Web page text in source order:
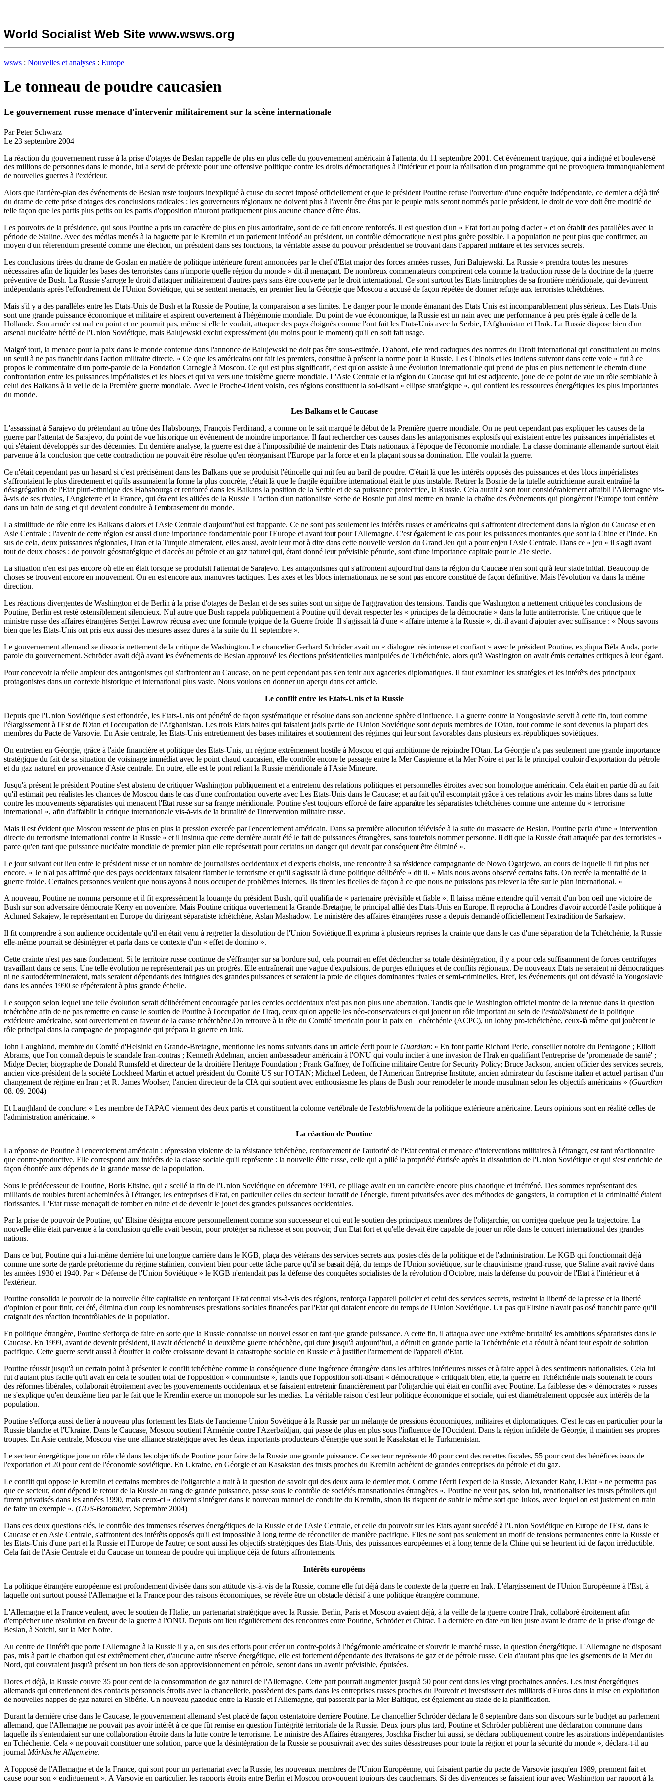
World Socialist Web Site www.wsws.org
wsws : Nouvelles et analyses : Europe
Le tonneau de poudre caucasien
Le gouvernement russe menace d'intervenir militairement sur la scène internationale
Par Peter Schwarz
Le 23 septembre 2004
La réaction du gouvernement russe à la prise d'otages de Beslan rappelle de plus en plus celle du gouvernement américain à l'attentat du 11 septembre 2001. Cet événement tragique, qui a indigné et bouleversé
des millions de personnes dans le monde, lui a servi de prétexte pour une offensive politique contre les droits démocratiques à l'intérieur et pour la réalisation d'un programme qui ne provoquera immanquablement
de nouvelles guerres à l'extérieur.
Alors que l'arrière-plan des événements de Beslan reste toujours inexpliqué à cause du secret imposé officiellement et que le président Poutine refuse l'ouverture d'une enquête indépendante, ce dernier a déjà tiré
du drame de cette prise d'otages des conclusions radicales : les gouverneurs régionaux ne doivent plus à l'avenir être élus par le peuple mais seront nommés par le président, le droit de vote doit être modifié de
telle façon que les partis plus petits ou les partis d'opposition n'auront pratiquement plus aucune chance d'être élus.
Les pouvoirs de la présidence, qui sous Poutine a pris un caractère de plus en plus autoritaire, sont de ce fait encore renforcés. Il est question d'un « Etat fort au poing d'acier » et on établit des parallèles avec la
période de Staline. Avec des médias menés à la baguette par le Kremlin et un parlement inféodé au président, un contrôle démocratique n'est plus guère possible. La population ne peut plus que confirmer, au
moyen d'un réferendum presenté comme une élection, un président dans ses fonctions, la véritable assise du pouvoir présidentiel se trouvant dans l'appareil militaire et les services secrets.
Les conclusions tirées du drame de Goslan en matière de politique intérieure furent annoncées par le chef d'Etat major des forces armées russes, Juri Balujewski. La Russie « prendra toutes les mesures
nécessaires afin de liquider les bases des terroristes dans n'importe quelle région du monde » dit-il menaçant. De nombreux commentateurs comprirent cela comme la traduction russe de la doctrine de la guerre
préventive de Bush. La Russie s'arroge le droit d'attaquer militairement d'autres pays sans être couverte par le droit international. Ce sont surtout les Etats limitrophes de sa frontière méridionale, qui devinrent
indépendants après l'effondrement de l'Union Soviétique, qui se sentent menacés, en premier lieu la Géorgie que Moscou a accusé de façon répétée de donner refuge aux terroristes tchétchènes.
Mais s'il y a des parallèles entre les Etats-Unis de Bush et la Russie de Poutine, la comparaison a ses limites. Le danger pour le monde émanant des Etats Unis est incomparablement plus sérieux. Les Etats-Unis
sont une grande puissance économique et militaire et aspirent ouvertement à l'hégémonie mondiale. Du point de vue économique, la Russie est un nain avec une performance à peu près égale à celle de la
Hollande. Son armée est mal en point et ne pourrait pas, même si elle le voulait, attaquer des pays éloignés comme l'ont fait les Etats-Unis avec la Serbie, l'Afghanistan et l'Irak. La Russie dispose bien d'un
arsenal nucléaire hérité de l'Union Soviétique, mais Balujewski exclut expressément (du moins pour le moment) qu'il en soit fait usage.
Malgré tout, la menace pour la paix dans le monde contenue dans l'annonce de Balujewski ne doit pas être sous-estimée. D'abord, elle rend caduques des normes du Droit international qui constituaient au moins
un seuil à ne pas franchir dans l'action militaire directe. « Ce que les américains ont fait les premiers, constitue à présent la norme pour la Russie. Les Chinois et les Indiens suivront dans cette voie » fut à ce
propos le commentaire d'un porte-parole de la Fondation Carnegie à Moscou. Ce qui est plus significatif, c'est qu'on assiste à une évolution internationale qui prend de plus en plus nettement le chemin d'une
confrontation entre les puissances impérialistes et les blocs et qui va vers une troisième guerre mondiale. L'Asie Centrale et la région du Caucase qui lui est adjacente, joue de ce point de vue un rôle semblable à
celui des Balkans à la veille de la Première guerre mondiale. Avec le Proche-Orient voisin, ces régions constituent la soi-disant « ellipse stratégique », qui contient les ressources énergétiques les plus importantes
du monde.
Les Balkans et le Caucase
L'assassinat à Sarajevo du prétendant au trône des Habsbourgs, François Ferdinand, a comme on le sait marqué le début de la Première guerre mondiale. On ne peut cependant pas expliquer les causes de la
guerre par l'attentat de Sarajevo, du point de vue historique un événement de moindre importance. Il faut rechercher ces causes dans les antagonismes explosifs qui existaient entre les puissances impérialistes et
qui s'étaient développés sur des décennies. En dernière analyse, la guerre est due à l'impossibilité de maintenir des Etats nationaux à l'époque de l'économie mondiale. La classe dominante allemande surtout était
parvenue à la conclusion que cette contradiction ne pouvait être résolue qu'en réorganisant l'Europe par la force et en la plaçant sous sa domination. Elle voulait la guerre.
Ce n'était cependant pas un hasard si c'est précisément dans les Balkans que se produisit l'étincelle qui mit feu au baril de poudre. C'était là que les intérêts opposés des puissances et des blocs impérialistes
s'affrontaient le plus directement et qu'ils assumaient la forme la plus concrète, c'était là que le fragile équilibre international était le plus instable. Retirer la Bosnie de la tutelle autrichienne aurait entraîné la
désagrégation de l'Etat pluri-ethnique des Habsbourgs et renforcé dans les Balkans la position de la Serbie et de sa puissance protectrice, la Russie. Cela aurait à son tour considérablement affaibli l'Allemagne vis-
à-vis de ses rivales, l'Angleterre et la France, qui étaient les alliées de la Russie. L'action d'un nationaliste Serbe de Bosnie put ainsi mettre en branle la chaîne des évènements qui plongèrent l'Europe tout entière
dans un bain de sang et qui devaient conduire à l'embrasement du monde.
La similitude de rôle entre les Balkans d'alors et l'Asie Centrale d'aujourd'hui est frappante. Ce ne sont pas seulement les intérêts russes et américains qui s'affrontent directement dans la région du Caucase et en
Asie Centrale ; l'avenir de cette région est aussi d'une importance fondamentale pour l'Europe et avant tout pour l'Allemagne. C'est également le cas pour les puissances montantes que sont la Chine et l'Inde. En
sus de cela, deux puissances régionales, l'Iran et la Turquie aimeraient, elles aussi, avoir leur mot à dire dans cette nouvelle version du Grand Jeu qui a pour enjeu l'Asie Centrale. Dans ce « jeu » il s'agit avant
tout de deux choses : de pouvoir géostratégique et d'accès au pétrole et au gaz naturel qui, étant donné leur prévisible pénurie, sont d'une importance capitale pour le 21e siecle.
La situation n'en est pas encore où elle en était lorsque se produisit l'attentat de Sarajevo. Les antagonismes qui s'affrontent aujourd'hui dans la région du Caucase n'en sont qu'à leur stade initial. Beaucoup de
choses se trouvent encore en mouvement. On en est encore aux manuvres tactiques. Les axes et les blocs internationaux ne se sont pas encore constitué de façon définitive. Mais l'évolution va dans la même
direction.
Les réactions divergentes de Washington et de Berlin à la prise d'otages de Beslan et de ses suites sont un signe de l'aggravation des tensions. Tandis que Washington a nettement critiqué les conclusions de
Poutine, Berlin est resté ostensiblement silencieux. Nul autre que Bush rappela publiquement à Poutine qu'il devait respecter les « principes de la démocratie » dans la lutte antiterroriste. Une critique que le
ministre russe des affaires étrangères Sergei Lawrow récusa avec une formule typique de la Guerre froide. Il s'agissait là d'une « affaire interne à la Russie », dit-il avant d'ajouter avec suffisance : « Nous savons
bien que les Etats-Unis ont pris eux aussi des mesures assez dures à la suite du 11 septembre ».
Le gouvernement allemand se dissocia nettement de la critique de Washington. Le chancelier Gerhard Schröder avait un « dialogue très intense et confiant » avec le président Poutine, expliqua Béla Anda, porte-
parole du gouvernement. Schröder avait déjà avant les événements de Beslan approuvé les élections présidentielles manipulées de Tchétchénie, alors qu'à Washington on avait émis certaines critiques à leur égard.
Pour concevoir la réelle ampleur des antagonismes qui s'affrontent au Caucase, on ne peut cependant pas s'en tenir aux agaceries diplomatiques. Il faut examiner les stratégies et les intérêts des principaux
protagonistes dans un contexte historique et international plus vaste. Nous voulons en donner un aperçu dans cet article.
Le conflit entre les Etats-Unis et la Russie
Depuis que l'Union Soviétique s'est effondrée, les Etats-Unis ont pénétré de façon systématique et résolue dans son ancienne sphère d'influence. La guerre contre la Yougoslavie servit à cette fin, tout comme
l'élargissement à l'Est de l'Otan et l'occupation de l'Afghanistan. Les trois Etats baltes qui faisaient jadis partie de l'Union Soviétique sont depuis membres de l'Otan, tout comme le sont devenus la plupart des
membres du Pacte de Varsovie. En Asie centrale, les Etats-Unis entretiennent des bases militaires et soutiennent des régimes qui leur sont favorables dans plusieurs ex-républiques soviétiques.
On entretien en Géorgie, grâce à l'aide financière et politique des Etats-Unis, un régime extrêmement hostile à Moscou et qui ambitionne de rejoindre l'Otan. La Géorgie n'a pas seulement une grande importance
stratégique du fait de sa situation de voisinage immédiat avec le point chaud caucasien, elle contrôle encore le passage entre la Mer Caspienne et la Mer Noire et par là le principal couloir d'exportation du pétrole
et du gaz naturel en provenance d'Asie centrale. En outre, elle est le pont reliant la Russie méridionale à l'Asie Mineure.
Jusqu'à présent le président Poutine s'est abstenu de critiquer Washington publiquement et a entretenu des relations politiques et personnelles étroites avec son homologue américain. Cela était en partie dû au fait
qu'il estimait peu réalistes les chances de Moscou dans le cas d'une confrontation ouverte avec Les Etats-Unis dans le Caucase; et au fait qu'il escomptait grâce à ces relations avoir les mains libres dans sa lutte
contre les mouvements séparatistes qui menacent l'Etat russe sur sa frange méridionale. Poutine s'est toujours efforcé de faire apparaître les séparatistes tchétchènes comme une antenne du « terrorisme
international », afin d'affaiblir la critique internationale vis-à-vis de la brutalité de l'intervention militaire russe.
Mais il est évident que Moscou ressent de plus en plus la pression exercée par l'encerclement américain. Dans sa première allocution télévisée à la suite du massacre de Beslan, Poutine parla d'une « intervention
directe du terrorisme international contre la Russie » et il insinua que cette dernière aurait été le fait de puissances étrangères, sans toutefois nommer personne. Il dit que la Russie était attaquée par des terroristes «
parce qu'en tant que puissance nucléaire mondiale de premier plan elle représentait pour certains un danger qui devait par conséquent être éliminé ».
Le jour suivant eut lieu entre le président russe et un nombre de journalistes occidentaux et d'experts choisis, une rencontre à sa résidence campagnarde de Nowo Ogarjewo, au cours de laquelle il fut plus net
encore. « Je n'ai pas affirmé que des pays occidentaux faisaient flamber le terrorisme et qu'il s'agissait là d'une politique délibérée » dit il. « Mais nous avons observé certains faits. On recrée la mentalité de la
guerre froide. Certaines personnes veulent que nous ayons à nous occuper de problèmes internes. Ils tirent les ficelles de façon à ce que nous ne puissions pas relever la tête sur le plan international. »
A nouveau, Poutine ne nomma personne et il fit expressément la louange du président Bush, qu'il qualifia de « partenaire prévisible et fiable ». Il laissa même entendre qu'il verrait d'un bon oeil une victoire de
Bush sur son adversaire démocrate Kerry en novembre. Mais Poutine critiqua ouvertement la Grande-Bretagne, le principal allié des Etats-Unis en Europe. Il reprocha à Londres d'avoir accordé l'asile politique à
Achmed Sakajew, le représentant en Europe du dirigeant séparatiste tchétchène, Aslan Mashadow. Le ministère des affaires étrangères russe a depuis demandé officiellement l'extradition de Sarkajew.
Il fit comprendre à son audience occidentale qu'il en était venu à regretter la dissolution de l'Union Soviétique.Il exprima à plusieurs reprises la crainte que dans le cas d'une séparation de la Tchétchénie, la Russie
elle-même pourrait se désintégrer et parla dans ce contexte d'un « effet de domino ».
Cette crainte n'est pas sans fondement. Si le territoire russe continue de s'éffranger sur sa bordure sud, cela pourrait en effet déclencher sa totale désintégration, il y a pour cela suffisamment de forces centrifuges
travaillant dans ce sens. Une telle évolution ne représenterait pas un progrès. Elle entraînerait une vague d'expulsions, de purges ethniques et de conflits régionaux. De nouveaux Etats ne seraient ni démocratiques
ni ne s'autodétermineraient, mais seraient dépendants des intrigues des grandes puissances et seraient la proie de cliques dominantes rivales et semi-criminelles. Bref, les événements qui ont dévasté la Yougoslavie
dans les années 1990 se répéteraient à plus grande échelle.
Le soupçon selon lequel une telle évolution serait délibérément encouragée par les cercles occidentaux n'est pas non plus une aberration. Tandis que le Washington officiel montre de la retenue dans la question
tchétchène afin de ne pas remettre en cause le soutien de Poutine à l'occupation de l'Iraq, ceux qu'on appelle les néo-conservateurs et qui jouent un rôle important au sein de l'establishmentde la politique
extérieure américaine, sont ouvertement en faveur de la cause tchétchène.On retrouve à la tête du Comité americain pour la paix en Tchétchénie (ACPC), un lobby pro-tchétchène, ceux-là même qui jouèrent le
rôle principal dans la campagne de propagande qui prépara la guerre en Irak.
John Laughland, membre du Comité d'Helsinki en Grande-Bretagne, mentionne les noms suivants dans un article écrit pour le Guardian: « En font partie Richard Perle, conseiller notoire du Pentagone ; Elliott
Abrams, que l'on connaît depuis le scandale Iran-contras ; Kenneth Adelman, ancien ambassadeur américain à l'ONU qui voulu inciter à une invasion de l'Irak en qualifiant l'entreprise de 'promenade de santé' ;
Midge Decter, biographe de Donald Rumsfeld et directeur de la droitière Heritage Foundation ; Frank Gaffney, de l'officine militaire Centre for Security Policy; Bruce Jackson, ancien officier des services secrets,
ancien vice-président de la société Lockheed Martin et actuel président du Comité US sur l'OTAN; Michael Ledeen, de l'American Entreprise Institute, ancien admirateur du fascisme italien et actuel partisan d'un
changement de régime en Iran ; et R. James Woolsey, l'ancien directeur de la CIA qui soutient avec enthousiasme les plans de Bush pour remodeler le monde musulman selon les objectifs américains » (Guardian
08. 09. 2004)
Et Laughland de conclure: « Les membre de l'APAC viennent des deux partis et constituent la colonne vertébrale de l'establishmentde la politique extérieure américaine. Leurs opinions sont en réalité celles de
l'administration américaine. »
La réaction de Poutine
La réponse de Poutine à l'encerclement américain : répression violente de la résistance tchéchène, renforcement de l'autorité de l'Etat central et menace d'interventions militaires à l'étranger, est tant réactionnaire
que contre-productive. Elle correspond aux intérêts de la classe sociale qu'il représente : la nouvelle élite russe, celle qui a pillé la propriété étatisée après la dissolution de l'Union Soviétique et qui s'est enrichie de
façon éhontée aux dépends de la grande masse de la population.
Sous le prédécesseur de Poutine, Boris Eltsine, qui a scellé la fin de l'Union Soviétique en décembre 1991, ce pillage avait eu un caractère encore plus chaotique et irréfréné. Des sommes représentant des
milliards de roubles furent acheminées à l'étranger, les entreprises d'Etat, en particulier celles du secteur lucratif de l'énergie, furent privatisées avec des méthodes de gangsters, la corruption et la criminalité étaient
florissantes. L'Etat russe menaçait de tomber en ruine et de devenir le jouet des grandes puissances occidentales.
Par la prise de pouvoir de Poutine, qu' Eltsine désigna encore personnellement comme son successeur et qui eut le soutien des principaux membres de l'oligarchie, on corrigea quelque peu la trajectoire. La
nouvelle élite était parvenue à la conclusion qu'elle avait besoin, pour protéger sa richesse et son pouvoir, d'un Etat fort et qu'elle devait être capable de jouer un rôle dans le concert international des grandes
nations.
Dans ce but, Poutine qui a lui-même derrière lui une longue carrière dans le KGB, plaça des vétérans des services secrets aux postes clés de la politique et de l'administration. Le KGB qui fonctionnait déjà
comme une sorte de garde prétorienne du régime stalinien, convient bien pour cette tâche parce qu'il se basait déjà, du temps de l'Union soviétique, sur le chauvinisme grand-russe, que Staline avait ravivé dans
les années 1930 et 1940. Par « Défense de l'Union Soviétique » le KGB n'entendait pas la défense des conquêtes socialistes de la révolution d'Octobre, mais la défense du pouvoir de l'Etat à l'intérieur et à
l'extérieur.
Poutine consolida le pouvoir de la nouvelle élite capitaliste en renforçant l'Etat central vis-à-vis des régions, renforça l'appareil policier et celui des services secrets, restreint la liberté de la presse et la liberté
d'opinion et pour finir, cet été, élimina d'un coup les nombreuses prestations sociales financées par l'Etat qui dataient encore du temps de l'Union Soviétique. Un pas qu'Eltsine n'avait pas osé franchir parce qu'il
craignait des réaction incontrôlables de la population.
En politique étrangère, Poutine s'efforça de faire en sorte que la Russie connaisse un nouvel essor en tant que grande puissance. A cette fin, il attaqua avec une extrême brutalité les ambitions séparatistes dans le
Caucase. En 1999, avant de devenir président, il avait déclenché la deuxième guerre tchéchène, qui dure jusqu'à aujourd'hui, a détruit en grande partie la Tchétchénie et a réduit à néant tout espoir de solution
pacifique. Cette guerre servit aussi à étouffer la colère croissante devant la catastrophe sociale en Russie et à justifier l'armement de l'appareil d'Etat.
Poutine réussit jusqu'à un certain point à présenter le conflit tchéchène comme la conséquence d'une ingérence étrangère dans les affaires intérieures russes et à faire appel à des sentiments nationalistes. Cela lui
fut d'autant plus facile qu'il avait en cela le soutien total de l'opposition « communiste », tandis que l'opposition soit-disant « démocratique » critiquait bien, elle, la guerre en Tchétchénie mais soutenait le cours
des réformes libérales, collaborait étroitement avec les gouvernements occidentaux et se faisaient entretenir financièrement par l'oligarchie qui était en conflit avec Poutine. La faiblesse des « démocrates » russes
ne s'explique qu'en deuxième lieu par le fait que le Kremlin exerce un monopole sur les medias. La véritable raison c'est leur politique économique et sociale, qui est diamétralement opposée aux intérêts de la
population.
Poutine s'efforça aussi de lier à nouveau plus fortement les Etats de l'ancienne Union Sovétique à la Russie par un mélange de pressions économiques, militaires et diplomatiques. C'est le cas en particulier pour la
Russie blanche et l'Ukraine. Dans le Caucase, Moscou soutient l'Arménie contre l'Azerbaïdjan, qui passe de plus en plus sous l'influence de l'Occident. Dans la région infidèle de Géorgie, il maintien ses propres
troupes. En Asie centrale, Moscou vise une alliance stratégique avec les deux importants producteurs d'énergie que sont le Kasakstan et le Turkmenistan.
Le secteur énergétique joue un rôle clé dans les objectifs de Poutine pour faire de la Russie une grande puissance. Ce secteur représente 40 pour cent des recettes fiscales, 55 pour cent des bénéfices issus de
l'exportation et 20 pour cent de l'économie soviétique. En Ukraine, en Géorgie et au Kasakstan des trusts proches du Kremlin achètent de grandes entreprises du pétrole et du gaz.
Le conflit qui oppose le Kremlin et certains membres de l'oligarchie a trait à la question de savoir qui des deux aura le dernier mot. Comme l'écrit l'expert de la Russie, Alexander Rahr, L'Etat « ne permettra pas
que ce secteur, dont dépend le retour de la Russie au rang de grande puissance, passe sous le contrôle de sociétés transnationales étrangères ». Poutine ne veut pas, selon lui, renationaliser les trusts pétroliers qui
furent privatisés dans les années 1990, mais ceux-ci « doivent s'intégrer dans le nouveau manuel de conduite du Kremlin, sinon ils risquent de subir le même sort que Jukos, avec lequel on est justement en train
de faire un exemple ». (GUS-Barometer, Septembre 2004)
Dans ces deux questions clés, le contrôle des immenses réserves énergétiques de la Russie et de l'Asie Centrale, et celle du pouvoir sur les Etats ayant succédé à l'Union Soviétique en Europe de l'Est, dans le
Caucase et en Asie Centrale, s'affrontent des intérêts opposés qu'il est impossible à long terme de réconcilier de manière pacifique. Elles ne sont pas seulement un motif de tensions permanentes entre la Russie et
les Etats-Unis d'une part et la Russie et l'Europe de l'autre; ce sont aussi les objectifs stratégiques des Etats-Unis, des puissances européennes et à long terme de la Chine qui se heurtent ici de façon irréductible.
Cela fait de l'Asie Centrale et du Caucase un tonneau de poudre qui implique déjà de futurs affrontements.
Intérêts européens
La politique étrangère européenne est profondement divisée dans son attitude vis-à-vis de la Russie, comme elle fut déjà dans le contexte de la guerre en Irak. L'élargissement de l'Union Européenne à l'Est, à
laquelle ont surtout poussé l'Allemagne et la France pour des raisons économiques, se révèle être un obstacle décisif à une politique étrangère commune.
L'Allemagne et la France veulent, avec le soutien de l'Italie, un partenariat stratégique avec la Russie. Berlin, Paris et Moscou avaient déjà, à la veille de la guerre contre l'Irak, collaboré étroitement afin
d'empêcher une résolution en faveur de la guerre à l'ONU. Depuis ont lieu régulièrement des rencontres entre Poutine, Schröder et Chirac. La dernière en date eut lieu juste avant le drame de la prise d'otage de
Beslan, à Sotchi, sur la Mer Noire.
Au centre de l'intérêt que porte l'Allemagne à la Russie il y a, en sus des efforts pour créer un contre-poids à l'hégémonie américaine et s'ouvrir le marché russe, la question énergétique. L'Allemagne ne disposant
pas, mis à part le charbon qui est extrêmement cher, d'aucune autre réserve énergétique, elle est fortement dépendante des livraisons de gaz et de pétrole russe. Cela d'autant plus que les gisements de la Mer du
Nord, qui couvraient jusqu'à présent un bon tiers de son approvisionnement en pétrole, seront dans un avenir prévisible, épuisées.
Dores et déjà, la Russie couvre 35 pour cent de la consommation de gaz naturel de l'Allemagne. Cette part pourrait augmenter jusqu'à 50 pour cent dans les vingt prochaines années. Les trust énergétiques
allemands qui entretiennent des contacts personnels étroits avec la chancellerie, possèdent des parts dans les entreprises russes proches du Pouvoir et investissent des milliards d'Euros dans la mise en exploitation
de nouvelles nappes de gaz naturel en Sibérie. Un nouveau gazoduc entre la Russie et l'Allemagne, qui passerait par la Mer Baltique, est également au stade de la planification.
Durant la dernière crise dans le Caucase, le gouvernement allemand s'est placé de façon ostentatoire derrière Poutine. Le chancellier Schröder déclara le 8 septembre dans son discours sur le budget au parlement
allemand, que l'Allemagne ne pouvait pas avoir intérêt à ce que fût remise en question l'intégrité territoriale de la Russie. Deux jours plus tard, Poutine et Schröder publièrent une déclaration commune dans
laquelle ils s'entendaient sur une collaboration étroite dans la lutte contre le terrorisme. Le ministre des Affaires étrangeres, Joschka Fischer lui aussi, se déclara publiquement contre les aspirations indépendantistes
en Tchéchenie. Cela « ne pouvait constituer une solution, parce que la désintégration de la Russie se pousuivrait avec des suites désastreuses pour toute la région et pour la sécurité du monde », déclara-t-il au
journal Märkische Allgemeine.
A l'opposé de l'Allemagne et de la France, qui sont pour un partenariat avec la Russie, les nouveaux membres de l'Union Européenne, qui faisaient partie du pacte de Varsovie jusqu'en 1989, prennent fait et
cause pour son « endiguement ». A Varsovie en particulier, les rapports étroits entre Berlin et Moscou provoquent toujours des cauchemars. Si des divergences se faisaient jour avec Washington par rapport à la